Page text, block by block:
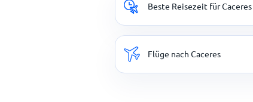
Beste Reisezeit für Caceres
Flüge nach Caceres